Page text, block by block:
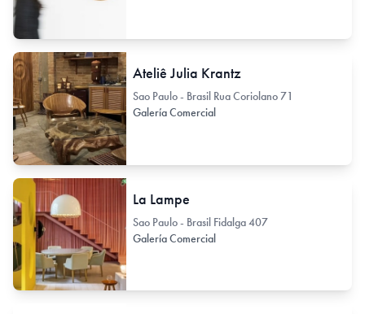
Ateliê Julia Krantz
Sao Paulo - Brasil Rua Coriolano 71
Galería Comercial
La Lampe
Sao Paulo - Brasil Fidalga 407
Galería Comercial